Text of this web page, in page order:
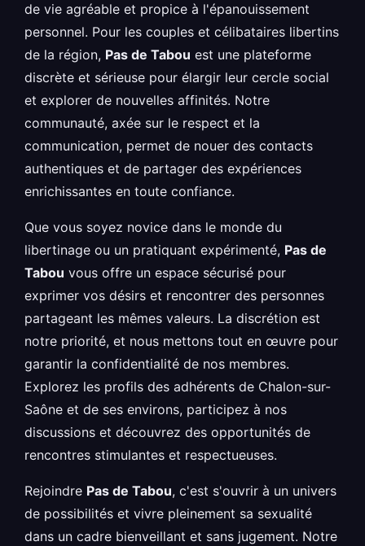
de vie agréable et propice à l'épanouissement
personnel. Pour les couples et célibataires libertins
de la région, Pas de Tabou est une plateforme
discrète et sérieuse pour élargir leur cercle social
et explorer de nouvelles affinités. Notre
communauté, axée sur le respect et la
communication, permet de nouer des contacts
authentiques et de partager des expériences
enrichissantes en toute confiance.
Que vous soyez novice dans le monde du
libertinage ou un pratiquant expérimenté, Pas de
Tabou vous offre un espace sécurisé pour
exprimer vos désirs et rencontrer des personnes
partageant les mêmes valeurs. La discrétion est
notre priorité, et nous mettons tout en œuvre pour
garantir la confidentialité de nos membres.
Explorez les profils des adhérents de Chalon-sur-
Saône et de ses environs, participez à nos
discussions et découvrez des opportunités de
rencontres stimulantes et respectueuses.
Rejoindre Pas de Tabou, c'est s'ouvrir à un univers
de possibilités et vivre pleinement sa sexualité
dans un cadre bienveillant et sans jugement. Notre